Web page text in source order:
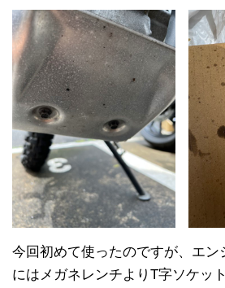
今回初めて使ったのですが、エン
にはメガネレンチよりT字ソケッ